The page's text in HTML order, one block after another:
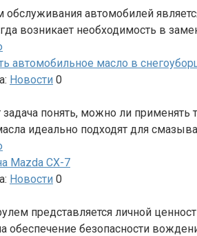
автомобилей
возникает необходимость в
автомобильное масло в
Новости 0
понять, можно ли
идеально подходят для
Mazda CX-7
Новости 0
представляется личной
обеспечение безопасности